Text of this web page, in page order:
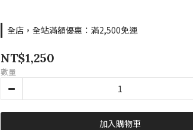
全店，全站滿額優惠：滿2,500免運
NT$1,250
數量
加入購物車